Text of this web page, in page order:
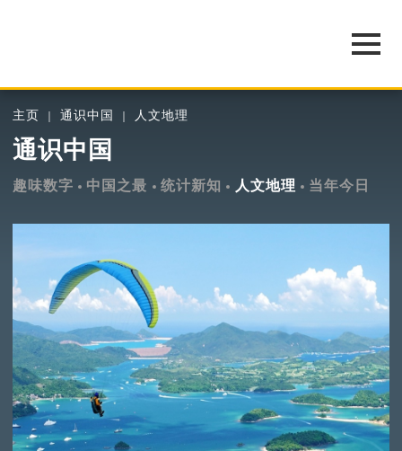
主页 通识中国 人文地理
通识中国
趣味数字 中国之最 统计新知 人文地理 当年今日